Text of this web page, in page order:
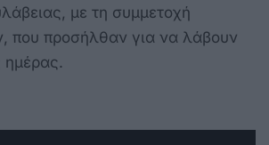
με τη συμμετοχή
που προσήλθαν για να λάβουν
ημέρας.